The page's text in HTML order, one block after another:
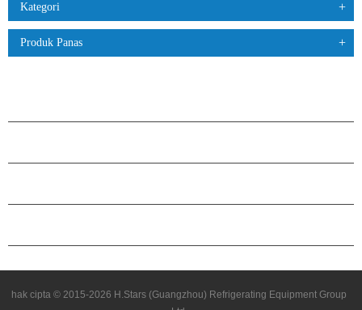
Kategori
Produk Panas
hak cipta © 2015-2026 H.Stars (Guangzhou) Refrigerating Equipment Group